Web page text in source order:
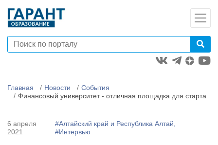
Главная Новости
События
Финансовый университет - отличная площадка для старта
6 апреля
2021
#Алтайский край и Республика Алтай,
#Интервью